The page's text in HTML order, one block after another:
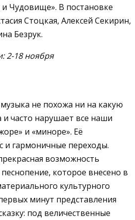
и Чудовище». В постановке
Стоцкая, Алексей Секирин,
Безрук.
2-18 ноября
не похожа ни на какую
часто нарушает все наши
и «миноре». Её
и гармоничные переходы.
возможность
которое внесено в
культурного
минут представления
под величественные